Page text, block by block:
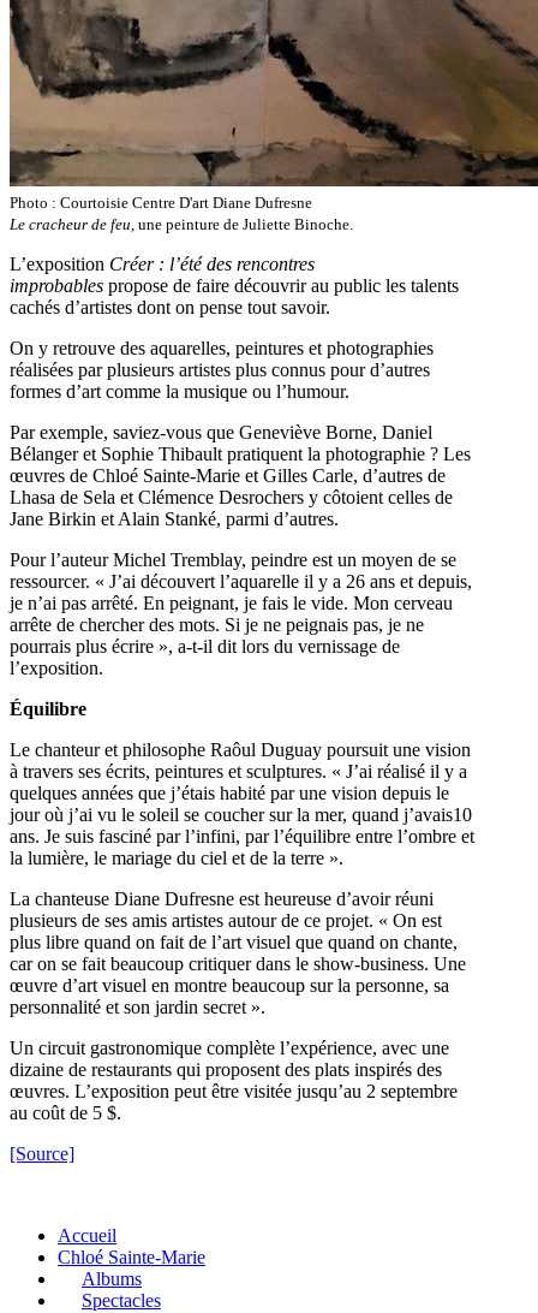
Photo : Courtoisie Centre D'art Diane Dufresne
Le cracheur de feu , une peinture de Juliette Binoche.
L’exposition Créer : l’été des rencontres
improbables propose de faire découvrir au public les talents
cachés d’artistes dont on pense tout savoir.
On y retrouve des aquarelles, peintures et photographies
réalisées par plusieurs artistes plus connus pour d’autres
formes d’art comme la musique ou l’humour.
Par exemple, saviez-vous que Geneviève Borne, Daniel
Bélanger et Sophie Thibault pratiquent la photographie ? Les
œuvres de Chloé Sainte-Marie et Gilles Carle, d’autres de
Lhasa de Sela et Clémence Desrochers y côtoient celles de
Jane Birkin et Alain Stanké, parmi d’autres.
Pour l’auteur Michel Tremblay, peindre est un moyen de se
ressourcer. « J’ai découvert l’aquarelle il y a 26 ans et depuis,
je n’ai pas arrêté. En peignant, je fais le vide. Mon cerveau
arrête de chercher des mots. Si je ne peignais pas, je ne
pourrais plus écrire », a-t-il dit lors du vernissage de
l’exposition.
Équilibre
Le chanteur et philosophe Raôul Duguay poursuit une vision
à travers ses écrits, peintures et sculptures. « J’ai réalisé il y a
quelques années que j’étais habité par une vision depuis le
jour où j’ai vu le soleil se coucher sur la mer, quand j’avais10
ans. Je suis fasciné par l’infini, par l’équilibre entre l’ombre et
la lumière, le mariage du ciel et de la terre ».
La chanteuse Diane Dufresne est heureuse d’avoir réuni
plusieurs de ses amis artistes autour de ce projet. « On est
plus libre quand on fait de l’art visuel que quand on chante,
car on se fait beaucoup critiquer dans le show-business. Une
œuvre d’art visuel en montre beaucoup sur la personne, sa
personnalité et son jardin secret ».
Un circuit gastronomique complète l’expérience, avec une
dizaine de restaurants qui proposent des plats inspirés des
œuvres. L’exposition peut être visitée jusqu’au 2 septembre
au coût de 5 $.
[Source]
Accueil
Chloé Sainte-Marie
Albums
Spectacles